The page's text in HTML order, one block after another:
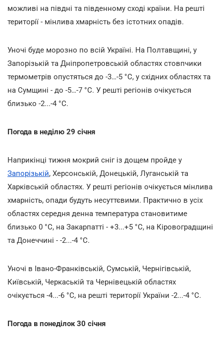
можливі на півдні та південному сході країни. На решті
території - мінлива хмарність без істотних опадів.
Уночі буде морозно по всій Україні. На Полтавщині, у
Запорізькій та Дніпропетровській областях стовпчики
термометрів опустяться до -3…-5 °С, у східних областях та
на Сумщині - до -5…-7 °С. У решті регіонів очікується
близько -2...-4 °С.
Погода в неділю 29 січня
Наприкінці тижня мокрий сніг із дощем пройде у
Запорізькій, Херсонській, Донецькій, Луганській та
Харківській областях. У решті регіонів очікується мінлива
хмарність, опади будуть несуттєвими. Практично в усіх
областях середня денна температура становитиме
близько 0 °С, на Закарпатті - +3...+5 °С, на Кіровоградщині
та Донеччині - -2...-4 °С.
Уночі в Івано-Франківській, Сумській, Чернігівській,
Київській, Черкаській та Чернівецькій областях
очікується -4...-6 °С, на решті території України -2...-4 °С.
Погода в понеділок 30 січня